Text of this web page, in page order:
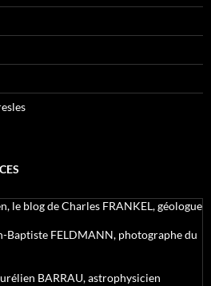
le blog de Charles FRANKEL, géologue
Baptiste FELDMANN, photographe du
BARRAU, astrophysicien